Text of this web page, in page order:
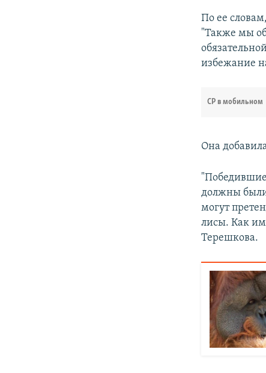
По ее
"Также мы
избежание
СР в мобильном
Она
должны были
могут
лисы. Как
Терешкова.